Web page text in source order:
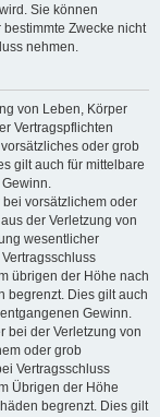
Sie können
Zwecke nicht
nehmen.
von Leben, Körper
Vertragspflichten
oder grob
gilt auch für mittelbare
vorsätzlichem oder
der Verletzung von
wesentlicher
übrigen der Höhe nach
begrenzt. Dies gilt auch
Gewinn.
bei der Verletzung von
oder grob
Vertragsschluss
Übrigen der Höhe
begrenzt. Dies gilt